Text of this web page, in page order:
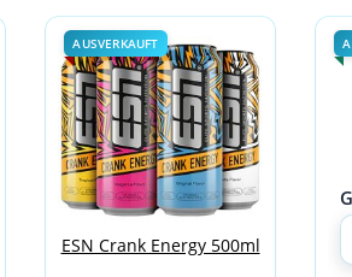
AUSVERKAUFT
ESN Crank Energy 500ml